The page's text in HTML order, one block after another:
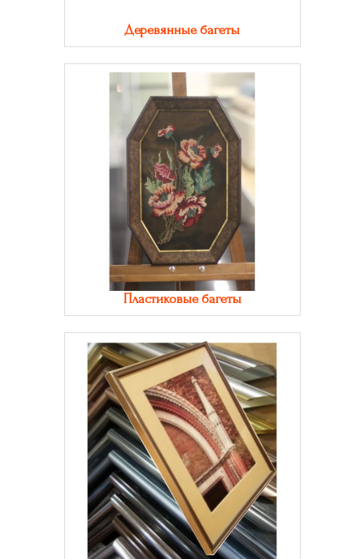
Деревянные багеты
Пластиковые багеты